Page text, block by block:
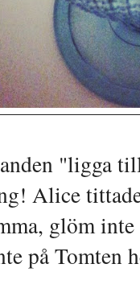
"ligga
Alice
glöm inte
på Tomten